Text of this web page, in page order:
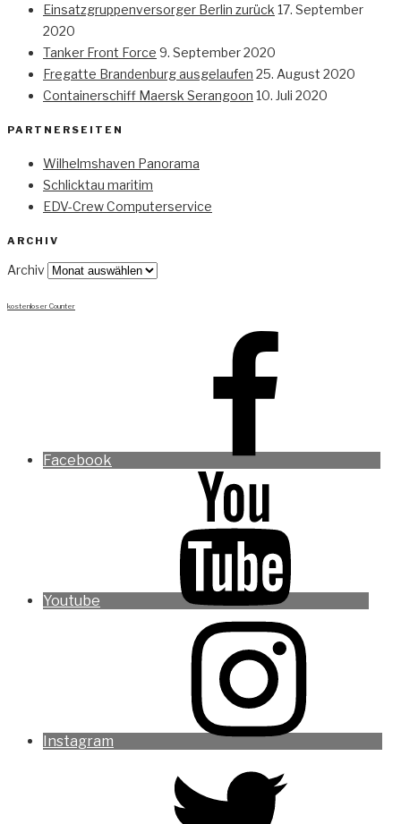
Einsatzgruppenversorger Berlin zurück 17. September
2020
Tanker Front Force 9. September 2020
Fregatte Brandenburg ausgelaufen 25. August 2020
Containerschiff Maersk Serangoon 10. Juli 2020
PARTNERSEITEN
Wilhelmshaven Panorama
Schlicktau maritim
EDV-Crew Computerservice
ARCHIV
Archiv
kostenloser Counter
Facebook
Youtube
Instagram